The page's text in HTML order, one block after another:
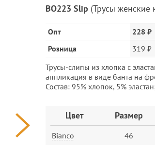
Описание
и
цена
BO223 Slip (Трусы женские
Опт
228 ₽
Розница
319 ₽
Трусы-слипы из хлопка с
аппликация в виде банта на
Состав: 95% хлопок, 5%
ЗаказЦвет Размер
Bianco 46